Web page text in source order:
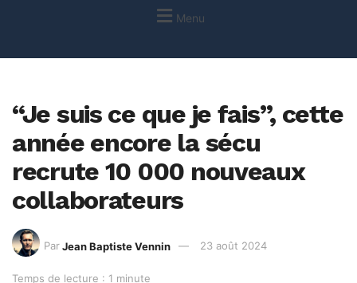
Menu
“Je suis ce que je fais”, cette
année encore la sécu
recrute 10 000 nouveaux
collaborateurs
Par Jean Baptiste Vennin 23 août 2024
Temps de lecture : 1 minute